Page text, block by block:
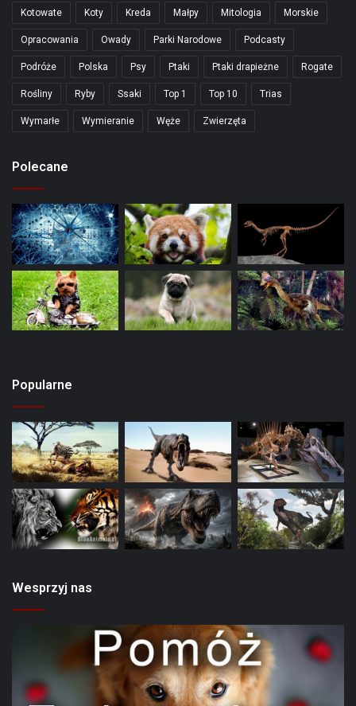
Kotowate Koty Kreda Małpy Mitologia Morskie
Opracowania Owady Parki Narodowe Podcasty
Podróże Polska Psy Ptaki Ptaki drapieżne Rogate
Rośliny Ryby Ssaki Top 1 Top 10 Trias
Wymarłe Wymieranie Węże Zwierzęta
Polecane
Popularne
Wesprzyj nas